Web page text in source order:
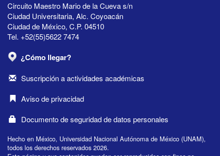
Circuito Maestro Mario de la Cueva s/n
Ciudad Universitaria, Alc. Coyoacán
Ciudad de México, C.P. 04510
Tel. +52(55)5622 7474
¿Cómo llegar?
Suscripción a actividades académicas
Aviso de privacidad
Documento de seguridad de datos personales
Hecho en México, Universidad Nacional Autónoma de México (UNAM),
todos los derechos reservados 2026.